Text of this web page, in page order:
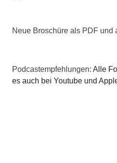
Neue Broschüre als PDF und
Podcastempfehlungen: Alle
es auch bei Youtube und